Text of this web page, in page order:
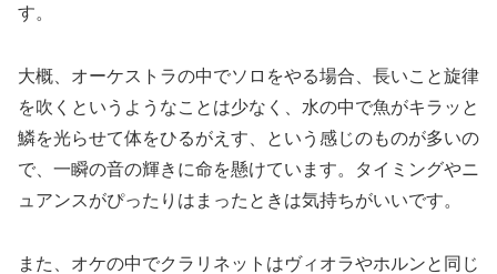
す。
大概、オーケストラの中でソロをやる場合、長いこと旋律
を吹くというようなことは少なく、水の中で魚がキラッと
鱗を光らせて体をひるがえす、という感じのものが多いの
で、一瞬の音の輝きに命を懸けています。タイミングやニ
ュアンスがぴったりはまったときは気持ちがいいです。
また、オケの中でクラリネットはヴィオラやホルンと同じ